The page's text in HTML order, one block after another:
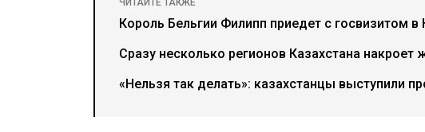
ЧИТАЙТЕ ТАКЖЕ
Король Бельгии Филипп приедет с госвизитом в
Сразу несколько регионов Казахстана накроет
«Нельзя так делать»: казахстанцы выступили